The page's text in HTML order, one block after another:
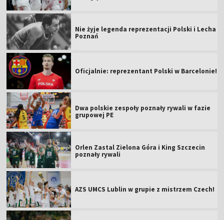
Nie żyje legenda reprezentacji Polski i Lecha
Poznań
Oficjalnie: reprezentant Polski w Barcelonie!
Dwa polskie zespoły poznały rywali w fazie
grupowej PE
Orlen Zastal Zielona Góra i King Szczecin
poznały rywali
AZS UMCS Lublin w grupie z mistrzem Czech!